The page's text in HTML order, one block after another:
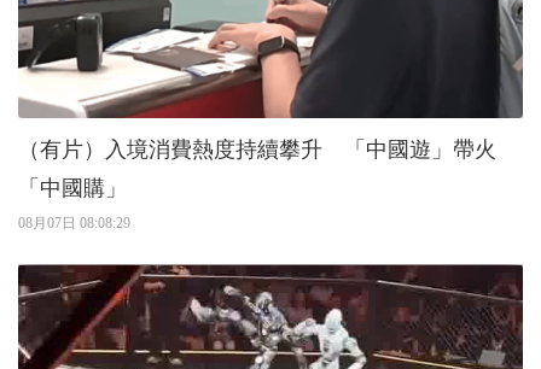
（有片）入境消費熱度持續攀升 「中國遊」帶火
「中國購」
08月07日 08:08:29